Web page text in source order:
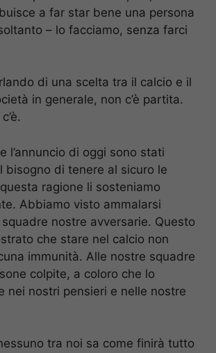
a far star bene una persona
– lo facciamo, senza farci
di una scelta tra il calcio e il
in generale, non c’è partita.
l’annuncio di oggi sono stati
bisogno di tenere al sicuro le
ragione li sosteniamo
Abbiamo visto ammalarsi
nostre avversarie. Questo
che stare nel calcio non
immunità. Alle nostre squadre
colpite, a coloro che lo
nei nostri pensieri e nelle nostre
tra noi sa come finirà tutto